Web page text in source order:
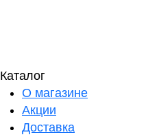
Каталог
О магазине
Акции
Доставка